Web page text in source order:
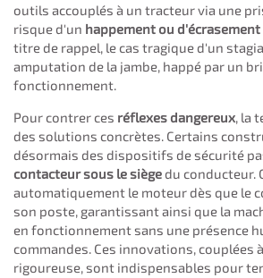
outils accouplés à un tracteur via une
risque d'un happement ou d'écrasement
titre de rappel, le cas tragique d'un
amputation de la jambe, happé par un
fonctionnement.
Pour contrer ces réflexes dangereux , la
des solutions concrètes. Certains
désormais des dispositifs de sécurité
contacteur sous le siègedu conducteur.
automatiquement le moteur dès que le
son poste, garantissant ainsi que la
en fonctionnement sans une présence
commandes. Ces innovations, couplées
rigoureuse, sont indispensables pour